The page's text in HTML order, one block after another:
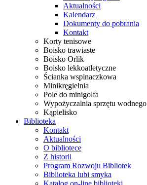
Aktualności
Kalendarz
Dokumenty do pobrania
Kontakt
Korty tenisowe
Boisko trawiaste
Boisko Orlik
Boisko lekkoatletyczne
Ścianka wspinaczkowa
Minikręgielnia
Pole do minigolfa
Wypożyczalnia sprzętu wodnego
Kąpielisko
Biblioteka
Kontakt
Aktualności
O bibliotece
Z historii
Program Rozwoju Bibliotek
Biblioteka lubi smyka
Katalog on-line biblioteki